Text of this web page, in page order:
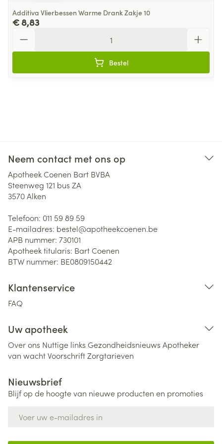
Additiva Vlierbessen Warme Drank Zakje 10
€ 8,83
Bestel
Neem contact met ons op
Apotheek Coenen Bart BVBA
Steenweg 121 bus ZA
3570Alken
Telefoon: 011 59 89 59
E-mailadres: bestel@apotheekcoenen.be
APB nummer: 730101
Apotheek titularis: Bart Coenen
BTW nummer: BE0809150442
Klantenservice
FAQ
Uw apotheek
Over ons Nuttige links Gezondheidsnieuws Apotheker
van wachtVoorschriftZorgtarieven
Nieuwsbrief
Blijf op de hoogte van nieuwe producten en promoties